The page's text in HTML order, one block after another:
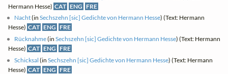
Hermann Hesse) CAT ENG FRE
Nacht(inSechszehn [sic] Gedichte von Hermann Hesse) (Text: Hermann
Hesse) CAT ENG FRE
Rücknahme(inSechszehn [sic] Gedichte von Hermann Hesse) (Text: Hermann
Hesse) CAT ENG FRE
Schicksal (inSechszehn [sic] Gedichte von Hermann Hesse) (Text: Hermann
Hesse) CAT ENG FRE